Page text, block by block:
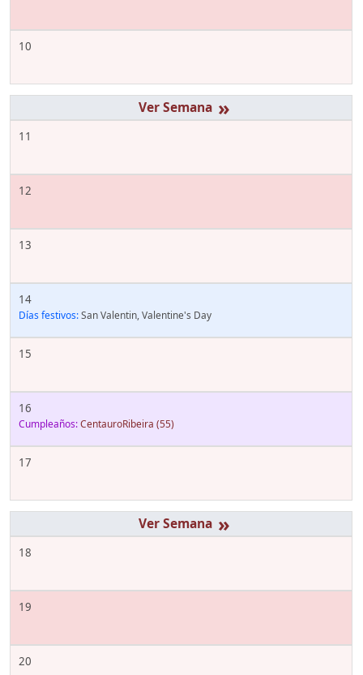
10
»
11
12
13
14
Días festivos:San Valentin, Valentine's Day
15
16
Cumpleaños:CentauroRibeira (55)
17
»
18
19
20